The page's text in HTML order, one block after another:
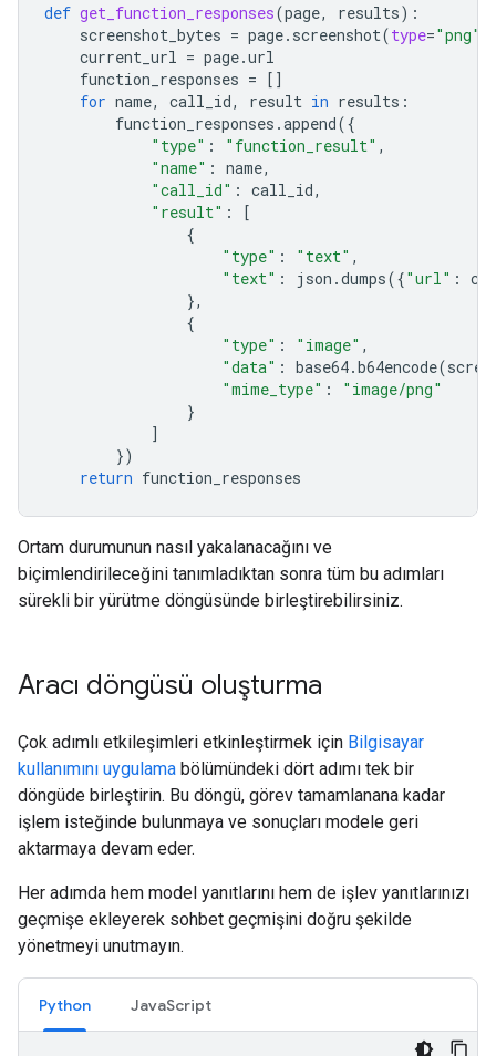
def get_function_responses(page, results):
screenshot_bytes = page. screenshot(type="png"
current_url = page.url
function_responses = []
for name, call_id, result in results :
function_responses .append({
"type" : "function_result" ,
"name" : name,
"call_id" : call_id,
"result" :
[
{
"type" : "text" ,
"text" : json .dumps({"url" :
},
{
"type" : "image" ,
"data" : base64.b64encode(
"mime_type" :
"image/png"
}
]
})
return function_responses
Ortam durumunun nasıl yakalanacağını ve
biçimlendirileceğini tanımladıktan sonra tüm bu adımları
sürekli bir yürütme döngüsünde birleştirebilirsiniz.
Aracı döngüsü oluşturma
Çok adımlı etkileşimleri etkinleştirmek için Bilgisayar
kullanımını uygulama bölümündeki dört adımı tek bir
döngüde birleştirin. Bu döngü, görev tamamlanana kadar
işlem isteğinde bulunmaya ve sonuçları modele geri
aktarmaya devam eder.
Her adımda hem model yanıtlarını hem de işlev yanıtlarınızı
geçmişe ekleyerek sohbet geçmişini doğru şekilde
yönetmeyi unutmayın.
Python JavaScript